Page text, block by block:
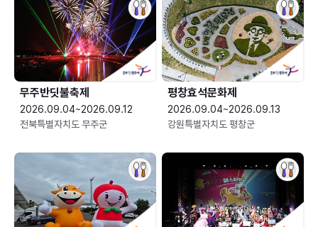
무주반딧불축제
2026.09.04~2026.09.12
전북특별자치도 무주군
평창효석문화제
2026.09.04~2026.09.13
강원특별자치도 평창군